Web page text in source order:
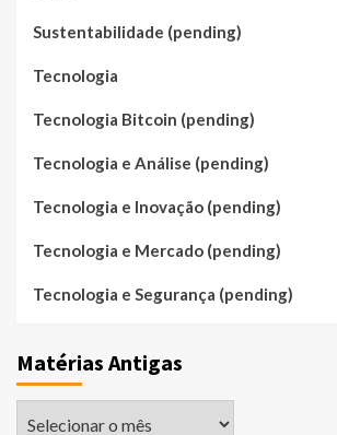
Sustentabilidade (pending)
Tecnologia
Tecnologia Bitcoin (pending)
Tecnologia e Análise (pending)
Tecnologia e Inovação (pending)
Tecnologia e Mercado (pending)
Tecnologia e Segurança (pending)
Matérias Antigas